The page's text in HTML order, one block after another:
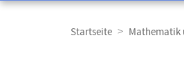
Navigation
Startseite Mathematik